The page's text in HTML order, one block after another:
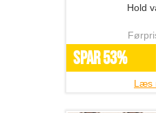
Hold
SPAR 53%
Læs